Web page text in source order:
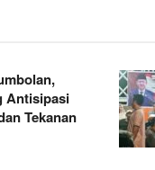
Antisipasi
Tekanan